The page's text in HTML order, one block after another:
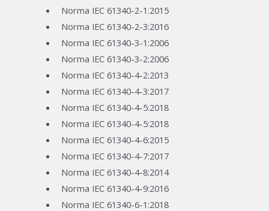
Norma IEC 61340-2-1:2015
Norma IEC 61340-2-3:2016
Norma IEC 61340-3-1:2006
Norma IEC 61340-3-2:2006
Norma IEC 61340-4-2:2013
Norma IEC 61340-4-3:2017
Norma IEC 61340-4-5:2018
Norma IEC 61340-4-5:2018
Norma IEC 61340-4-6:2015
Norma IEC 61340-4-7:2017
Norma IEC 61340-4-8:2014
Norma IEC 61340-4-9:2016
Norma IEC 61340-6-1:2018